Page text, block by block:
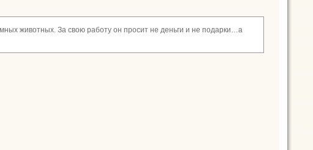
животных. За свою работу он просит не деньги и не подарки…а